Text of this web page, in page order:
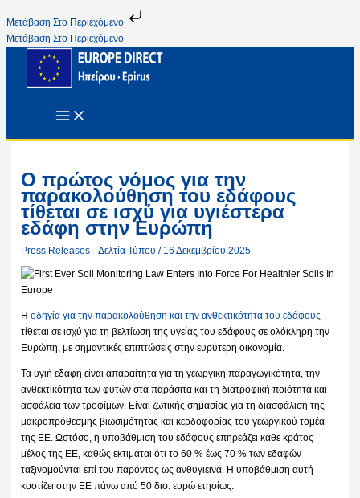
Μετάβαση Στο Περιεχόμενο
Μετάβαση Στο Περιεχόμενο
Ο πρώτος νόμος για την
παρακολούθηση του εδάφους
τίθεται σε ισχύ για υγιέστερα
εδάφη στην Ευρώπη
Press Releases - Δελτία Τύπου / 16 Δεκεμβρίου 2025
Ηοδηγία για την παρακολούθηση και την ανθεκτικότητα του εδάφους
τίθεται σε ισχύ για τη βελτίωση της υγείας του εδάφους σε ολόκληρη την
Ευρώπη, με σημαντικές επιπτώσεις στην ευρύτερη οικονομία.
Τα υγιή εδάφη είναι απαραίτητα για τη γεωργική παραγωγικότητα, την
ανθεκτικότητα των φυτών στα παράσιτα και τη διατροφική ποιότητα και
ασφάλεια των τροφίμων. Είναι ζωτικής σημασίας για τη διασφάλιση της
μακροπρόθεσμης βιωσιμότητας και κερδοφορίας του γεωργικού τομέα
της ΕΕ. Ωστόσο, η υποβάθμιση του εδάφους επηρεάζει κάθε κράτος
μέλος της ΕΕ, καθώς εκτιμάται ότι το 60 % έως 70 % των εδαφών
ταξινομούνται επί του παρόντος ως ανθυγιεινά. Η υποβάθμιση αυτή
κοστίζει στην ΕΕ πάνω από 50 δισ. ευρώ ετησίως.